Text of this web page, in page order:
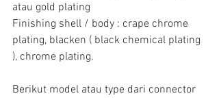
atau gold plating
Finishing shell / body : crape chrome
plating, blacken ( black chemical plating
), chrome plating.
Berikut model atau type dari connector